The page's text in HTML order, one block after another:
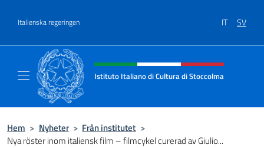
Italienska regeringen IT SV
Header, social and menu of site
Istituto Italiano di Cultura di Stoccolma
Hem > Nyheter > Från institutet >
Nya röster inom italiensk film – filmcykel curerad av Giulio...